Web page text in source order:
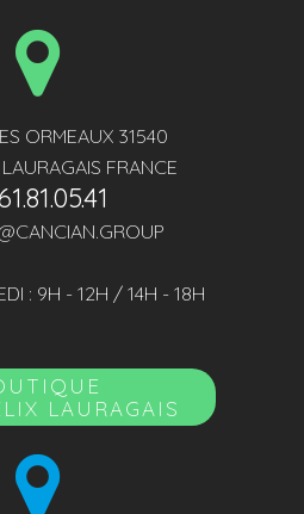
ORMEAUX 31540
FRANCE
: 9H - 12H / 14H - 18H
LAURAGAIS